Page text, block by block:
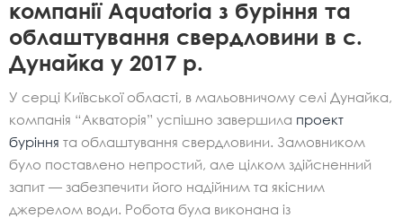
компанії Aquatoria з буріння та
облаштування свердловини в c.
Дунайка у 2017 р.
У серці Київської області, в мальовничому селі Дунайка,
компанія “Акваторія” успішно завершила проект
буріння та облаштування свердловини. Замовником
було поставлено непростий, але цілком здійсненний
запит — забезпечити його надійним та якісним
джерелом води. Робота була виконана із